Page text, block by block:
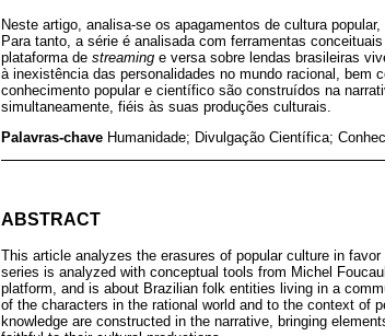
Neste artigo, analisa-se os apagamentos de cultura
Para tanto, a série é analisada com ferramentas
plataforma de streaming e versa sobre lendas brasileiras
à inexistência das personalidades no mundo racional,
conhecimento popular e científico são construídos na
simultaneamente, fiéis às suas produções culturais.
Palavras-chave Humanidade; Divulgação Científica;
ABSTRACT
This article analyzes the erasures of popular culture in
series is analyzed with conceptual tools from Michel
platform, and is about Brazilian folk entities living in a
of the characters in the rational world and to the context of
knowledge are constructed in the narrative, bringing